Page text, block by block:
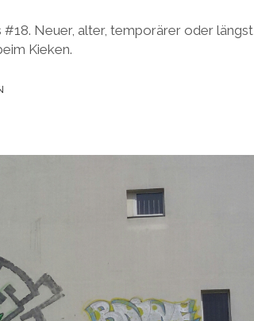
Neuer, alter, temporärer oder längst
Kieken.